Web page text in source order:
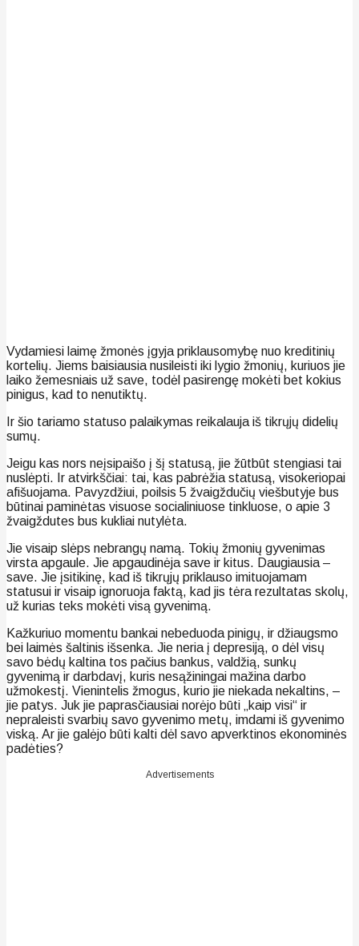
Vydamiesi laimę žmonės įgyja priklausomybę nuo kreditinių
kortelių. Jiems baisiausia nusileisti iki lygio žmonių, kuriuos jie
laiko žemesniais už save, todėl pasirengę mokėti bet kokius
pinigus, kad to nenutiktų.
Ir šio tariamo statuso palaikymas reikalauja iš tikrųjų didelių
sumų.
Jeigu kas nors neįsipaišo į šį statusą, jie žūtbūt stengiasi tai
nuslėpti. Ir atvirkščiai: tai, kas pabrėžia statusą, visokeriopai
afišuojama. Pavyzdžiui, poilsis 5 žvaigždučių viešbutyje bus
būtinai paminėtas visuose socialiniuose tinkluose, o apie 3
žvaigždutes bus kukliai nutylėta.
Jie visaip slėps nebrangų namą. Tokių žmonių gyvenimas
virsta apgaule. Jie apgaudinėja save ir kitus. Daugiausia –
save. Jie įsitikinę, kad iš tikrųjų priklauso imituojamam
statusui ir visaip ignoruoja faktą, kad jis tėra rezultatas skolų,
už kurias teks mokėti visą gyvenimą.
Kažkuriuo momentu bankai nebeduoda pinigų, ir džiaugsmo
bei laimės šaltinis išsenka. Jie neria į depresiją, o dėl visų
savo bėdų kaltina tos pačius bankus, valdžią, sunkų
gyvenimą ir darbdavį, kuris nesąžiningai mažina darbo
užmokestį. Vienintelis žmogus, kurio jie niekada nekaltins, –
jie patys. Juk jie paprasčiausiai norėjo būti „kaip visi“ ir
nepraleisti svarbių savo gyvenimo metų, imdami iš gyvenimo
viską. Ar jie galėjo būti kalti dėl savo apverktinos ekonominės
padėties?
Advertisements